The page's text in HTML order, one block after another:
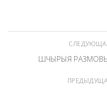
ШЧЫРЫЯ